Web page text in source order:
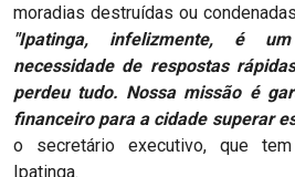
moradias destruídas ou
"Ipatinga, infelizmente, é
necessidade de respostas
perdeu tudo. Nossa missão é
financeiro para a cidade superar
o secretário executivo, que
Ipatinga.